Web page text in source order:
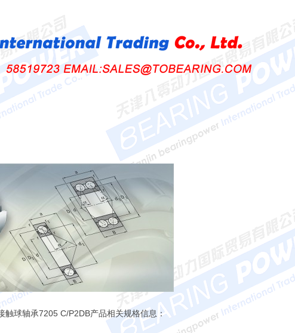
触球轴承7205 C/P2DB产品相关规格信息：